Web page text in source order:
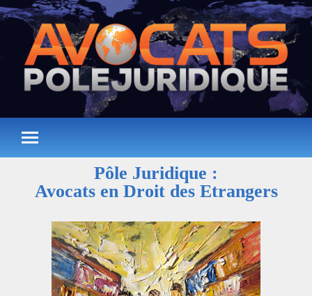
Pôle Juridique :
Avocats en Droit des Etrangers